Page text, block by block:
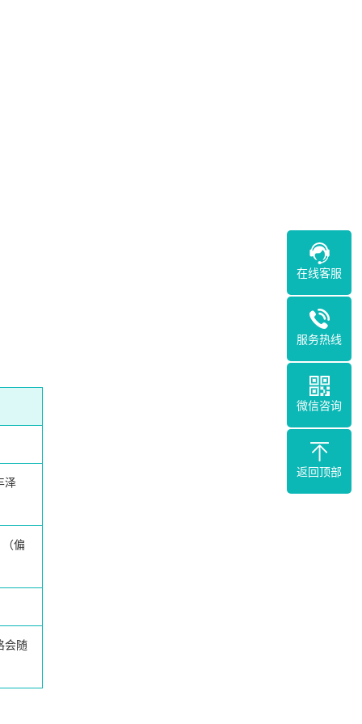
泽
（偏
会随
在线客服
服务热线
微信咨询
返回顶部